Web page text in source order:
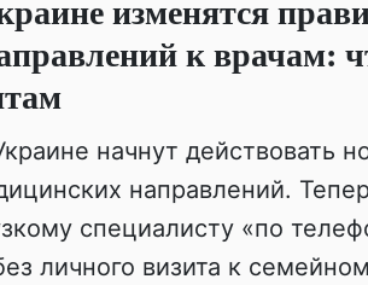
изменятся
к врачам:
начнут действовать
направлений.
специалисту «по
личного визита к